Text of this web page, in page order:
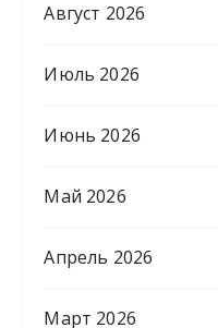
Август 2026
Июль 2026
Июнь 2026
Май 2026
Апрель 2026
Март 2026